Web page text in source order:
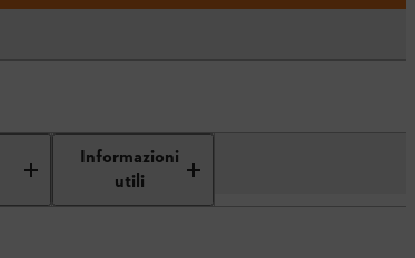
Informazioni
utili